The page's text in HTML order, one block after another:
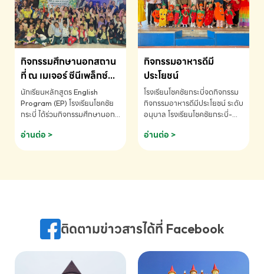
MATHEMATICS AND
MENTAL ARITHMETIC
COMPETITION 2026 - ถ้วย
รางวัลรองชนะเลิศอันดับที่ 2
Mental Arithmetic
Competition K2 - ถ้วยรางวัล
รองชนะเลิศอันดับที่ 2 Mental
K2(Grop) โรงเรียนโชคชัยกระบี่-
สอบถามข้อมูลเพิ่มเติม โทร.
075-691910
กิจกรรมศึกษานอกสถาน
ที่ ณ เมเจอร์ ซีนีเพล็กซ์
ระดับประถมศึกษา (EP.1-
6)
นักเรียนหลักสูตร English
Program (EP) โรงเรียนโชคชัย
กระบี่ ได้ร่วมกิจกรรมศึกษานอก
ชมภาพยนตร์ Toy Story 5
(Soundtrack)เพื่อเสริมทักษะ
ภาษา ผ่านประสบการณ์การเรียนรู้
075-691910
อ่านต่อ >
กิจกรรมอาหารดีมี
ประโยชน์
โรงเรียนโชคชัยกระบี่จดกิจกรรม
กิจกรรมอาหารดีมีประโยชน์ ระดับ
อนุบาล โรงเรียนโชคชัยกระบี่-
075-691910
อ่านต่อ >
ติดตามข่าวสารได้ที่ Facebook